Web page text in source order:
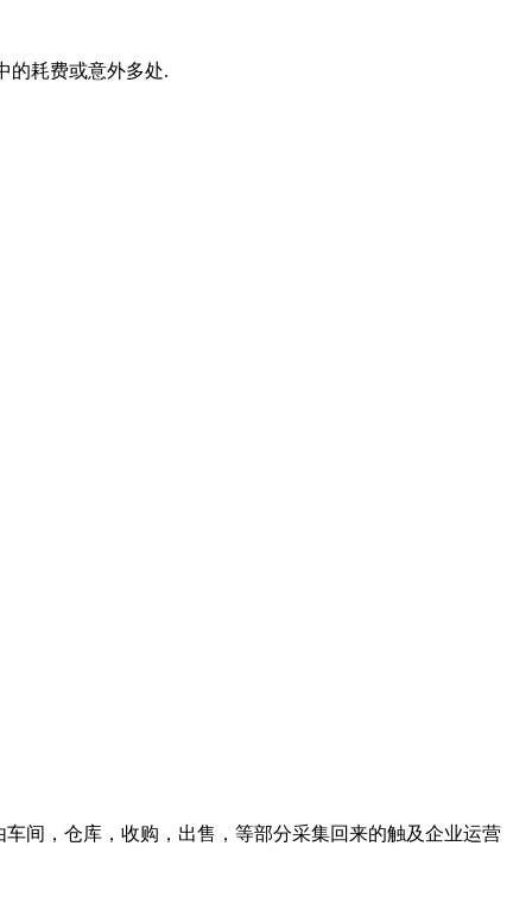
的耗费或意外多处.
间，仓库，收购，出售，等部分采集回来的触及企业运营